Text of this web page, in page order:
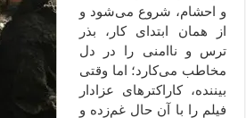
و احشام، شروع می‌شود و
از همان ابتدای کار، بذر
ترس و ناامنی را در دل
مخاطب می‌کارد؛ اما وقتی
بیننده، کاراکترهای عزادار
فیلم را با آن حال غم‌زده و